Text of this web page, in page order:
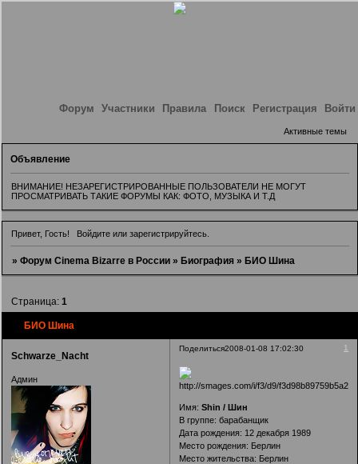
Форум Участники Правила Поиск Регистрация Войти
Активные темы
Объявление
ВНИМАНИЕ! НЕЗАРЕГИСТРИРОВАННЫЕ ПОЛЬЗОВАТЕЛИ НЕ МОГУТ
ПРОСМАТРИВАТЬ ТАКИЕ ФОРУМЫ КАК: ФОТО, МУЗЫКА И Т.Д
Привет, Гость! Войдитеили зарегистрируйтесь.
»Форум Cinema Bizarre в России » Биография » БИО Шина
БИО Шина
Страница:1
Поделиться 1
2008-01-08 17:02:30
Schwarze_Nacht
Админ
Имя:Shin / Шин
В группе: барабанщик
Дата рождения: 12 декабря 1989
Место рождения: Берлин
Место жительства: Берлин